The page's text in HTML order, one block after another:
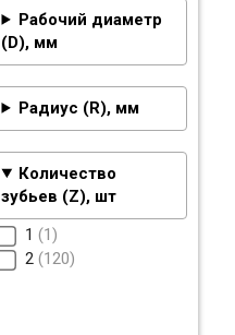
Рабочий диаметр
(D), мм
Радиус (R), мм
Количество
зубьев (Z), шт
1 1
2 120